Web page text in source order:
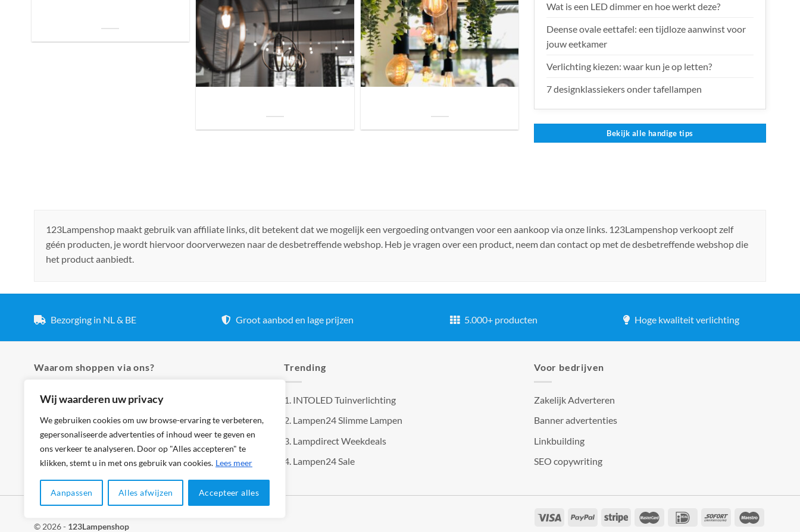
Wij waarderen uw privacy
We gebruiken cookies om uw browse-ervaring te verbeteren,
gepersonaliseerde advertenties of inhoud weer te geven en
ons verkeer te analyseren. Door op "Alles accepteren" te
klikken, stemt u in met ons gebruik van cookies. Lees meer
Aanpassen Alles afwijzen Accepteer alles
Wat is een LED dimmer en hoe werkt deze?
Deense ovale eettafel: een tijdloze aanwinst voor
jouw eetkamer
Verlichting kiezen: waar kun je op letten?
7 designklassiekers onder tafellampen
Bekijk alle handige tips
123Lampenshop maakt gebruik van affiliate links, dit betekent dat we mogelijk een vergoeding ontvangen voor een aankoop via onze links. 123Lampenshop verkoopt zelf
géén producten, je wordt hiervoor doorverwezen naar de desbetreffende webshop. Heb je vragen over een product, neem dan contact op met de desbetreffende webshop die
het product aanbiedt.
Bezorging in NL & BE Groot aanbod en lage prijzen 5.000+ producten Hoge kwaliteit verlichting
Waarom shoppen via ons?
✓ Hoogste kwaliteit lampen
✓ Meer dan 5.000 producten
✓ Groot aanbod en lage prijzen
✓ Bezorging in NL & BE
Trending
1. INTOLED Tuinverlichting
2. Lampen24 Slimme Lampen
3. Lampdirect Weekdeals
4. Lampen24 Sale
Voor bedrijven
Zakelijk Adverteren
Banner advertenties
Linkbuilding
SEO copywriting
Klantenservice Cookies Privacybeleid Disclaimer
© 2026 - 123Lampenshop